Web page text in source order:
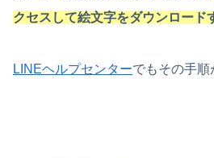
クセスして絵文字をダウンロード
LINEヘルプセンターでもその手順